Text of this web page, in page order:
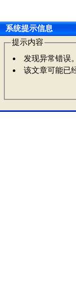
系统提示信息
提示内容
发现异常错误
该文章可能已